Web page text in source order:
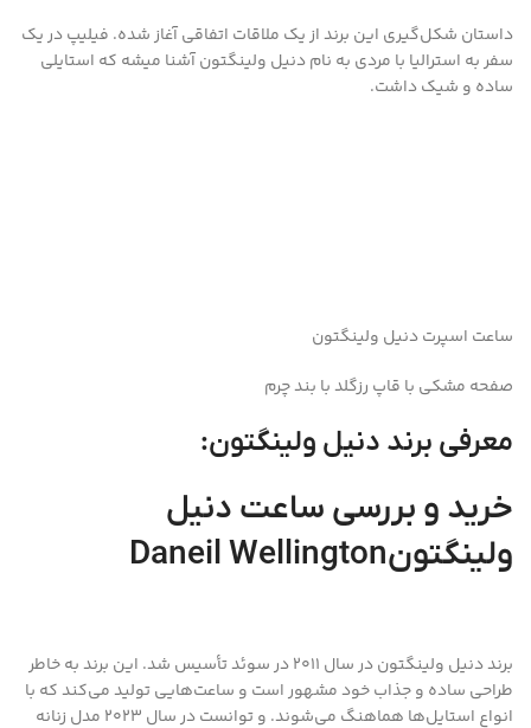
داستان شکل‌گیری این برند از یک ملاقات اتفاقی آغاز شده. فیلیپ در یک
سفر به استرالیا با مردی به نام دنیل ولینگتون آشنا میشه که استایلی
ساده و شیک داشت.
ساعت اسپرت دنیل ولینگتون
صفحه مشکی با قاپ رزگلد با بند چرم
معرفی برند دنیل ولینگتون:
خرید و بررسی ساعت دنیل
ولینگتونDaneil Wellington
برند دنیل ولینگتون در سال 2011 در سوئد تأسیس شد. این برند به خاطر
طراحی ساده و جذاب خود مشهور است و ساعت‌هایی تولید می‌کند که با
انواع استایل‌ها هماهنگ می‌شوند. و توانست در سال 2023 مدل زنانه